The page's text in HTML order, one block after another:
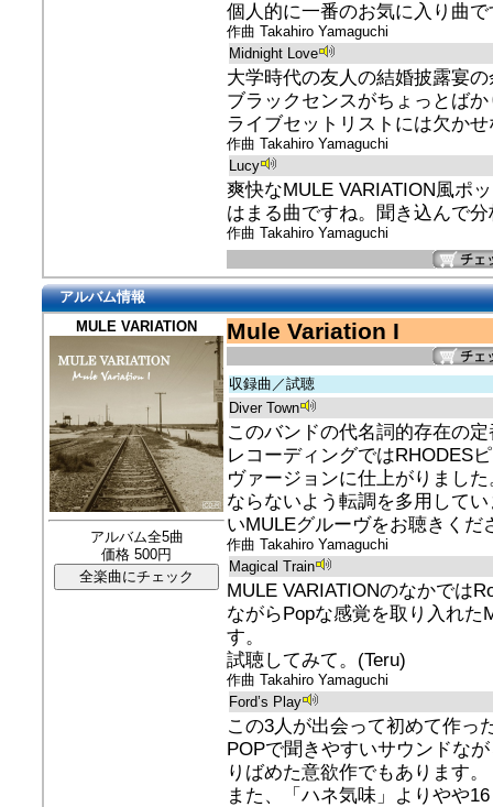
個人的に一番のお気に入り曲で
作曲 Takahiro Yamaguchi
Midnight Love
大学時代の友人の結婚披露宴
ブラックセンスがちょっとば
ライブセットリストには欠か
作曲 Takahiro Yamaguchi
Lucy
爽快なMULE VARIATION風ポ
はまる曲ですね。聞き込んで
作曲 Takahiro Yamaguchi
アルバム情報
MULE VARIATION
アルバム全5曲
価格 500円
Mule Variation I
収録曲／試聴
Diver Town
このバンドの代名詞的存在の
レコーディングではRHODES
ヴァージョンに仕上がりまし
ならないよう転調を多用して
いMULEグルーヴをお聴きくだ
作曲 Takahiro Yamaguchi
Magical Train
MULE VARIATIONのなかでは
ながらPopな感覚を取り入れた
す。
試聴してみて。(Teru)
作曲 Takahiro Yamaguchi
Ford’s Play
この3人が出会って初めて作っ
POPで聞きやすいサウンドな
りばめた意欲作でもあります。
また、「ハネ気味」よりやや